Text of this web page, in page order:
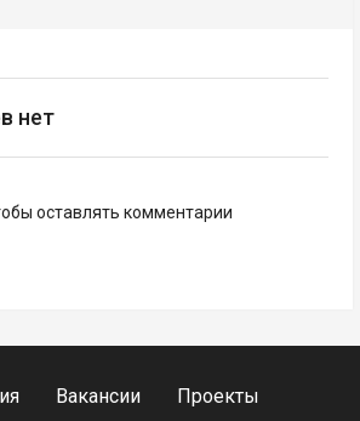
нет
оставлять комментарии
Вакансии
Проекты